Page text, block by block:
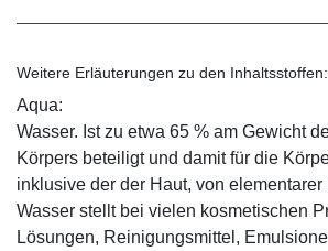
Weitere Erläuterungen zu den Inhaltsstoffen:
Aqua:
Wasser. Ist zu etwa 65 % am Gewicht
Körpers beteiligt und damit für die
inklusive der der Haut, von elementarer
Wasser stellt bei vielen kosmetischen
Lösungen, Reinigungsmittel,